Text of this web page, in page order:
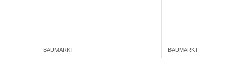
BAUMARKT BAUMARKT